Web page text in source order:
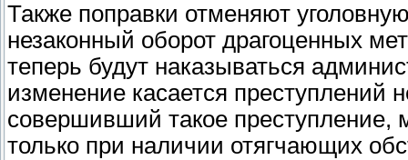
Также поправки отменяют
незаконный оборот драгоценных
теперь будут наказываться
изменение касается преступлений
совершивший такое
только при наличии отягчающих